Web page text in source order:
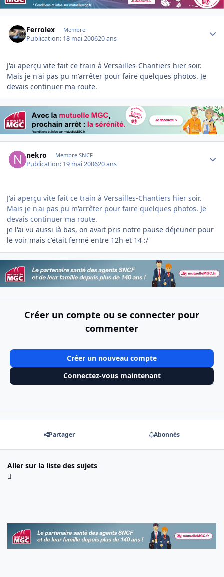
Ferrolex Membre
Publication: 18 mai 200620 ans
J'ai aperçu vite fait ce train à Versailles-Chantiers hier soir.
Mais je n'ai pas pu m'arrêter pour faire quelques photos. Je
devais continuer ma route.
nekro Membre SNCF
Publication: 19 mai 200620 ans
J'ai aperçu vite fait ce train à Versailles-Chantiers hier soir.
Mais je n'ai pas pu m'arrêter pour faire quelques photos. Je
devais continuer ma route.
je l'ai vu aussi là bas, on avait pris notre pause déjeuner pour
le voir mais c'était fermé entre 12h et 14 :/
Créer un compte ou se connecter pour
commenter
Créer un nouveau compte
Connectez-vous maintenant
Partager Abonnés
Aller sur la liste des sujets